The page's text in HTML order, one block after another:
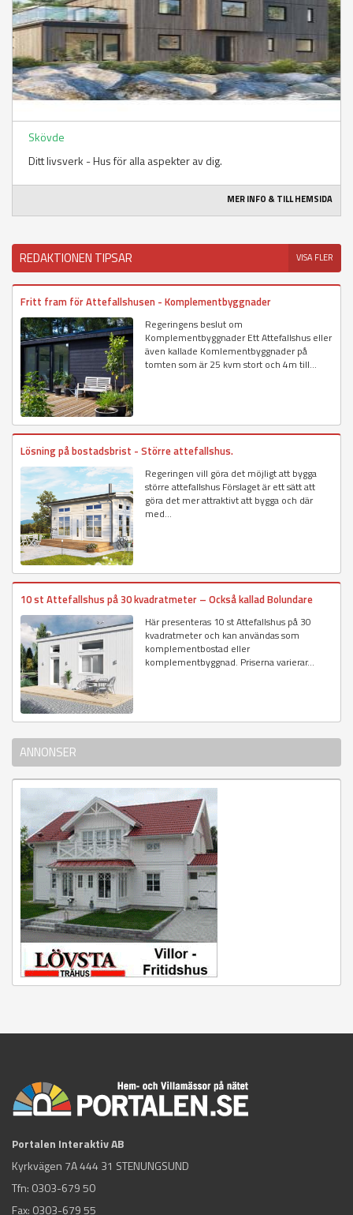
Skövde
Ditt livsverk - Hus för alla aspekter av dig.
MER INFO & TILL HEMSIDA
REDAKTIONEN TIPSAR VISA FLER
Fritt fram för Attefallshusen - Komplementbyggnader
Regeringens beslut om
Komplementbyggnader Ett Attefallshus eller
även kallade Komlementbyggnader på
tomten som är 25 kvm stort och 4m till...
Lösning på bostadsbrist - Större attefallshus.
Regeringen vill göra det möjligt att bygga
större attefallshus Förslaget är ett sätt att
göra det mer attraktivt att bygga och där
med...
10 st Attefallshus på 30 kvadratmeter – Också kallad Bolundare
Här presenteras 10 st Attefallshus på 30
kvadratmeter och kan användas som
komplementbostad eller
komplementbyggnad. Priserna varierar...
ANNONSER
Portalen Interaktiv AB
Kyrkvägen 7A 444 31 STENUNGSUND
Tfn: 0303-679 50
Fax: 0303-679 55